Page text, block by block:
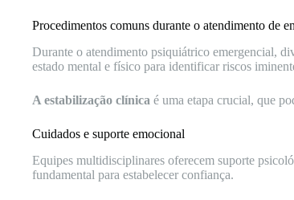
Procedimentos comuns durante o atendimento de
Durante o atendimento psiquiátrico emergencial,
estado mental e físico para identificar riscos
A estabilização clínica é uma etapa crucial, que
Cuidados e suporte emocional
Equipes multidisciplinares oferecem suporte
fundamental para estabelecer confiança.